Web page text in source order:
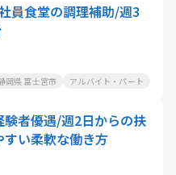
員食堂の調理補助/週3
岡県 富士宮市 アルバイト・パート
者優遇/週2日からの扶
い柔軟な働き方